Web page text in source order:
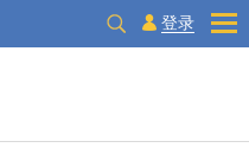
登录